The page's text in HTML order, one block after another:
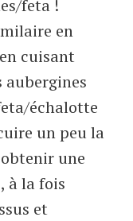
feta !
en
cuisant
aubergines
échalotte
un peu la
une
à la fois
et